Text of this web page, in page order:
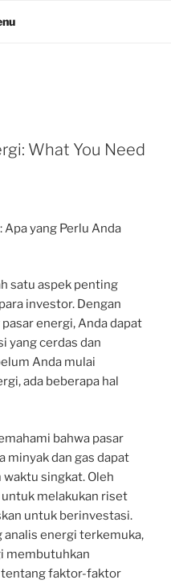
What You Need
yang Perlu Anda
satu aspek penting
investor. Dengan
energi, Anda dapat
yang cerdas dan
Anda mulai
ada beberapa hal
bahwa pasar
minyak dan gas dapat
singkat. Oleh
melakukan riset
untuk berinvestasi.
analis energi terkemuka,
membutuhkan
tentang faktor-faktor